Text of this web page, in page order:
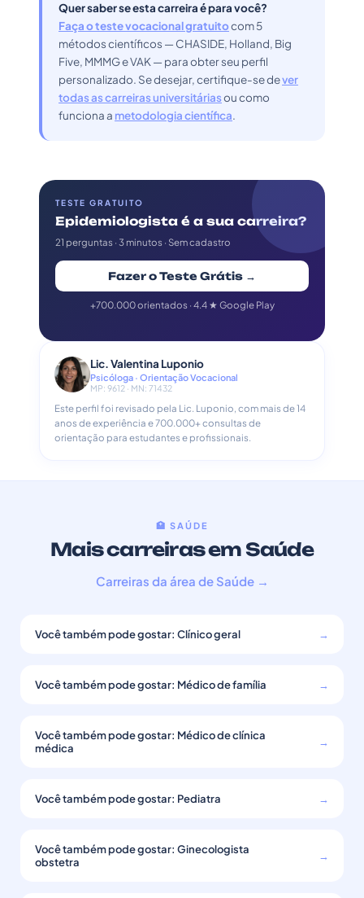
Quer saber se esta carreira é para você?
Faça o teste vocacional gratuitocom 5
métodos científicos — CHASIDE, Holland, Big
Five, MMMG e VAK — para obter seu perfil
personalizado. Se desejar, certifique-se dever
todas as carreiras universitáriasou como
funciona a metodologia científica.
TESTE GRATUITO
Epidemiologista é a sua carreira?
21 perguntas · 3 minutos · Sem cadastro
Fazer o Teste Grátis →
+700.000 orientados · 4.4 ★ Google Play
Lic. Valentina Luponio
Psicóloga · Orientação Vocacional
MP: 9612 · MN: 71432
Este perfil foi revisado pela Lic. Luponio, com mais de 14
anos de experiência e 700.000+ consultas de
orientação para estudantes e profissionais.
🏥 SAÚDE
Mais carreiras em Saúde
Carreiras da área de Saúde →
Você também pode gostar: Clínico geral →
Você também pode gostar: Médico de família →
Você também pode gostar: Médico de clínica
médica
→
Você também pode gostar: Pediatra →
Você também pode gostar: Ginecologista
obstetra
→